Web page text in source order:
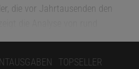
die vor Jahrtausenden den
TOPSELLER